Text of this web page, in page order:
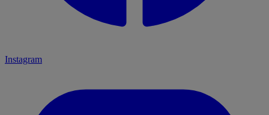
Instagram